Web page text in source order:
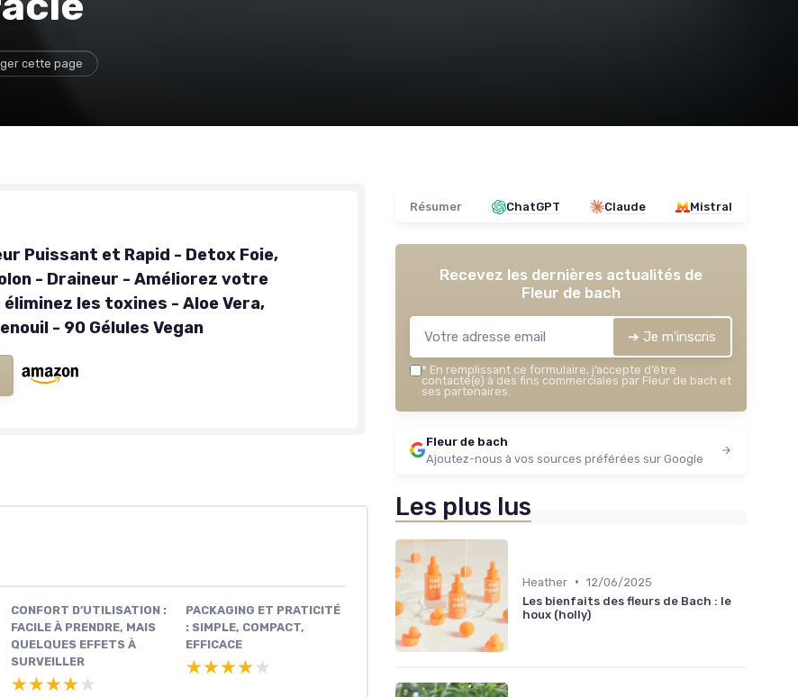
cette page
Puissant et Rapid - Detox Foie,
- Draineur - Améliorez votre
les toxines - Aloe Vera,
- 90 Gélules Vegan
CONFORT D’UTILISATION :
FACILE À PRENDRE, MAIS
QUELQUES EFFETS À
SURVEILLER
★★★★★
★★★★★
PACKAGING ET PRATICITÉ
: SIMPLE, COMPACT,
EFFICACE
★★★★★
★★★★★
Résumer ChatGPT Claude Mistral
Recevez les dernières actualités de
Fleur de bach
➔ Je m'inscris
* En remplissant ce formulaire, j’accepte d’être
contacté(e) à des fins commerciales par Fleur de bach et
ses partenaires.
Fleur de bach
Ajoutez-nous à vos sources préférées sur Google
Les plus lus
Heather • 12/06/2025
Les bienfaits des fleurs de Bach : le
houx (holly)